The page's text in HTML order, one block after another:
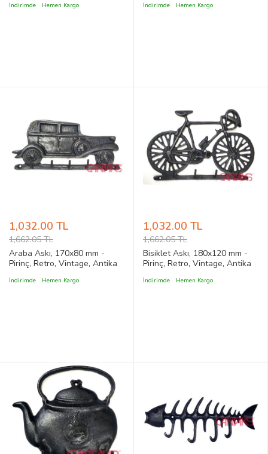
Taşıyan Araba Figürlü Rölyef
İndirimde Hemen Kargo
Figürlü Rölyef Kabartma
İndirimde Hemen Kargo
1,032.00 TL
1,662.05 TL
Araba Askı, 170x80 mm -
Pirinç, Retro, Vintage, Antika
Rölyef Kabartma Askılık
İndirimde Hemen Kargo
1,032.00 TL
1,662.05 TL
Bisiklet Askı, 180x120 mm -
Pirinç, Retro, Vintage, Antika
Rölyef Kabartma Askılık
İndirimde Hemen Kargo